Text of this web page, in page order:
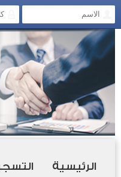
الرئيسية